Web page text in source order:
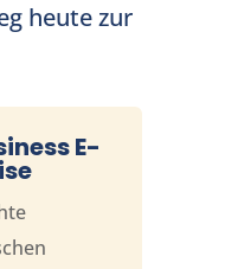
heute zur
E-